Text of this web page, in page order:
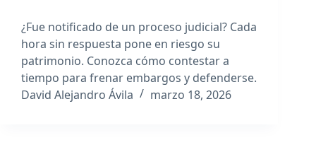
¿Fue notificado de un proceso judicial? Cada
hora sin respuesta pone en riesgo su
patrimonio. Conozca cómo contestar a
tiempo para frenar embargos y defenderse.
David Alejandro Ávila
marzo 18, 2026